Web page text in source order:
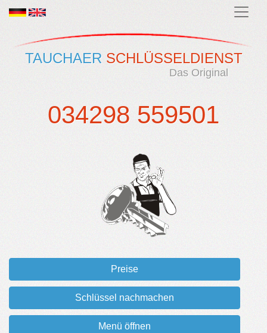
TAUCHAER SCHLÜSSELDIENST
Das Original
034298 559501
Preise
Schlüssel nachmachen
Menü öffnen